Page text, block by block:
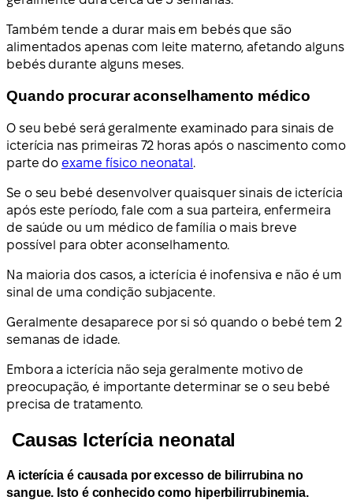
Também tende a durar mais em bebés que são
alimentados apenas com leite materno, afetando alguns
bebés durante alguns meses.
Quando procurar aconselhamento médico
O seu bebé será geralmente examinado para sinais de
icterícia nas primeiras 72 horas após o nascimento como
parte do exame físico neonatal.
Se o seu bebé desenvolver quaisquer sinais de icterícia
após este período, fale com a sua parteira, enfermeira
de saúde ou um médico de família o mais breve
possível para obter aconselhamento.
Na maioria dos casos, a icterícia é inofensiva e não é um
sinal de uma condição subjacente.
Geralmente desaparece por si só quando o bebé tem 2
semanas de idade.
Embora a icterícia não seja geralmente motivo de
preocupação, é importante determinar se o seu bebé
precisa de tratamento.
Causas Icterícia neonatal
A icterícia é causada por excesso de bilirrubina no
sangue. Isto é conhecido como hiperbilirrubinemia.